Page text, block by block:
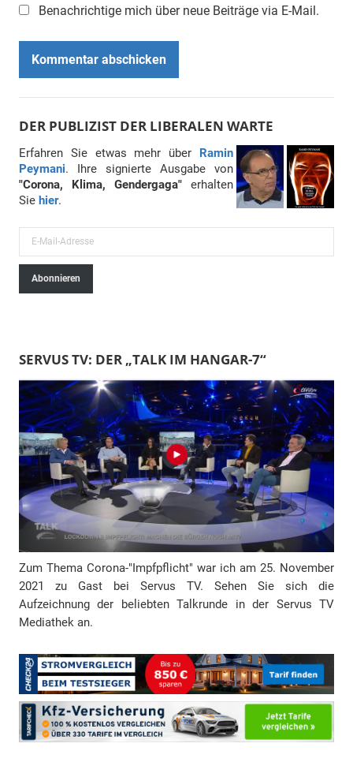
Benachrichtige mich über neue Beiträge via E-Mail.
DER PUBLIZIST DER LIBERALEN WARTE
Erfahren Sie etwas mehr über Ramin
Peymani. Ihre signierte Ausgabe von
"Corona, Klima, Gendergaga" erhalten
Sie hier.
-
-
A
d
r
e
s
s
Abonnieren
SERVUS TV: DER „TALK IM HANGAR-7“
Zum Thema Corona-"Impfpflicht" war ich am 25. November
2021 zu Gast bei Servus TV. Sehen Sie sich die
Aufzeichnung der beliebten Talkrunde in der Servus TV
Mediathek an.